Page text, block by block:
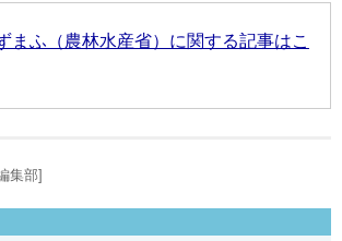
まふ（農林水産省）に関する記事はこ
集部]